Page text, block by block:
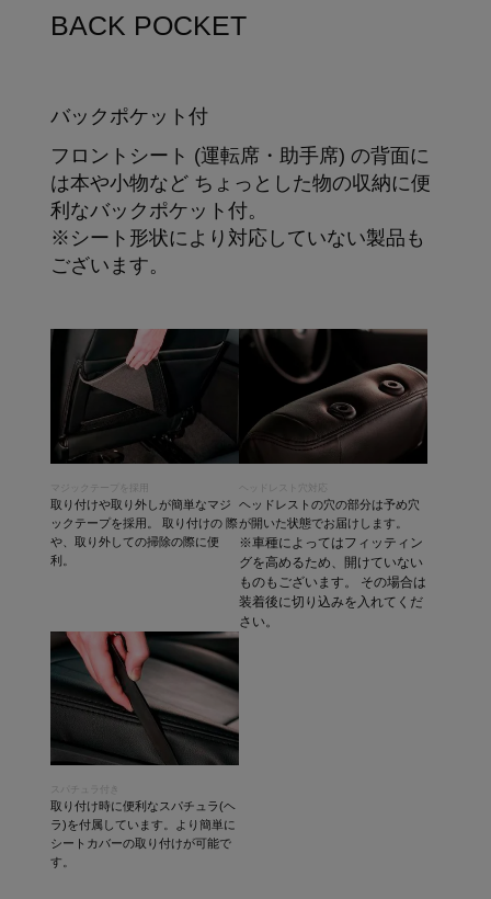
BACK POCKET
バックポケット付
フロントシート (運転席・助手席) の背面に
は本や小物など ちょっとした物の収納に便
利なバックポケット付。
※シート形状により対応していない製品も
ございます。
マジックテープを採用
取り付けや取り外しが簡単なマジ
ックテープを採用。 取り付けの 際
や、取り外しての掃除の際に便
利。
ヘッドレスト穴対応
ヘッドレストの穴の部分は予め穴
が開いた状態でお届けします。
※車種によってはフィッティン
グを高めるため、開けていない
ものもございます。 その場合は
装着後に切り込みを入れてくだ
さい。
スパチュラ付き
取り付け時に便利なスパチュラ(ヘ
ラ)を付属しています。より簡単に
シートカバーの取り付けが可能で
す。